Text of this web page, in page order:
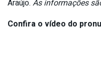
Araújo. As informações
Confira o vídeo do